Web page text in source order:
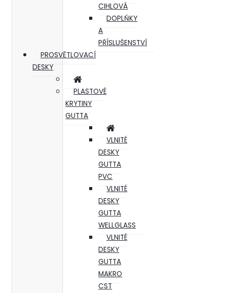
CIHLOVÁ
DOPLŇKY
A
PŘÍSLUŠENSTVÍ
PROSVĚTLOVACÍ
DESKY
PLASTOVÉ
KRYTINY
GUTTA
VLNITÉ
DESKY
GUTTA
PVC
VLNITÉ
DESKY
GUTTA
WELLGLASS
VLNITÉ
DESKY
GUTTA
MAKRO
CST